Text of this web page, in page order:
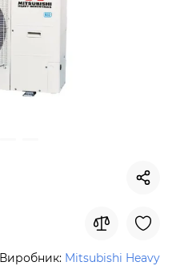
Виробник: Mitsubishi Heavy